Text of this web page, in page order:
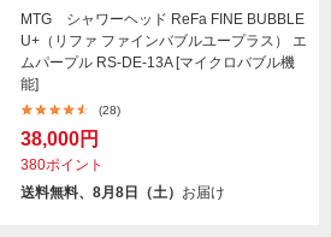
MTG シャワーヘッド ReFa FINE BUBBLE
U+（リファ ファインバブルユープラス） エ
ムパープル RS-DE-13A [マイクロバブル機
能]
(28)
38,000円
380ポイント
送料無料、8月8日（土） お届け